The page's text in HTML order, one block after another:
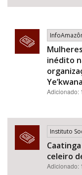
inédito
Ye’kwana
Adicionado:
Instituto
celeiro
Adicionado: